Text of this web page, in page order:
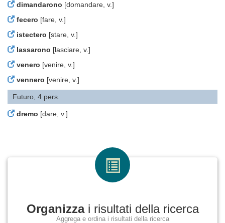
dimandarono [domandare, v.]
fecero [fare, v.]
istectero [stare, v.]
lassarono [lasciare, v.]
venero [venire, v.]
vennero [venire, v.]
Futuro, 4 pers.
dremo [dare, v.]
Organizzai risultati della ricerca
Aggrega e ordina i risultati della ricerca